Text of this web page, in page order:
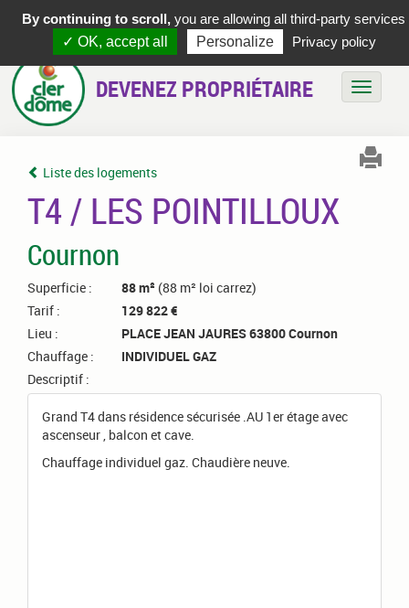
DEVENEZ PROPRIÉTAIRE
Liste des logements
T4 / LES POINTILLOUX
Cournon
Superficie : 88 m² (88 m² loi carrez)
Tarif :
129 822 €
Lieu :
PLACE JEAN JAURES 63800 Cournon
Chauffage :
INDIVIDUEL GAZ
Descriptif :
Grand T4 dans résidence sécurisée .AU 1er étage avec
ascenseur , balcon et cave.
Chauffage individuel gaz. Chaudière neuve.
By continuing to scroll, you are allowing all third-party services
✓ OK, accept all
Personalize Privacy policy